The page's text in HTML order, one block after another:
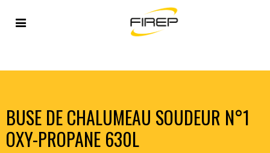
Accueil CHALUMEAUX
BUSE DE CHALUMEAU SOUDEUR N°1 OXY-PROPANE 630L
BUSE DE CHALUMEAU SOUDEUR N°1
OXY-PROPANE 630L